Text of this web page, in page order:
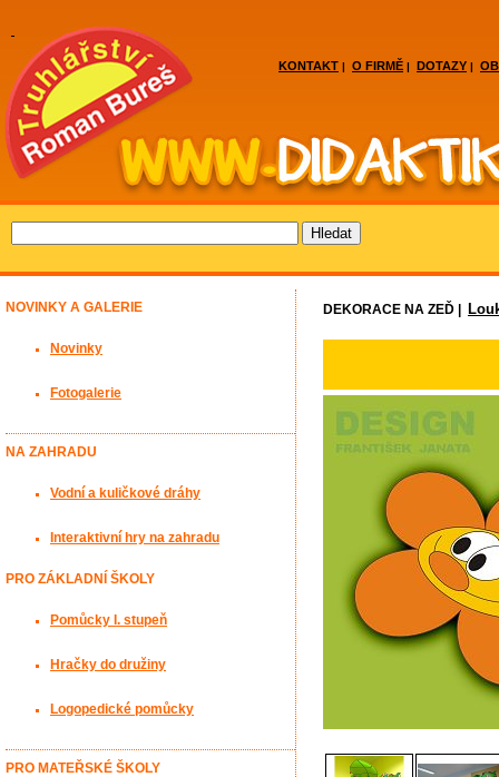
KONTAKT | O FIRMĚ | DOTAZY |
DEKORACE NA ZEĎ |
NOVINKY A GALERIE
Novinky
Fotogalerie
NA ZAHRADU
Vodní a kuličkové dráhy
Interaktivní hry na zahradu
PRO ZÁKLADNÍ ŠKOLY
Pomůcky I. stupeň
Hračky do družiny
Logopedické pomůcky
PRO MATEŘSKÉ ŠKOLY